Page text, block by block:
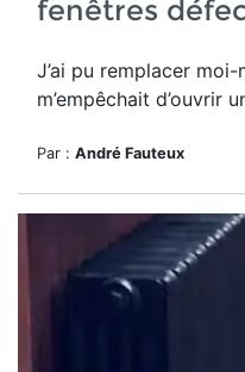
fenêtres
J’ai pu remplacer
m’empêchait d’ouvrir
Par : André Fauteux